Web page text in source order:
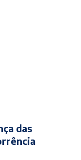
das